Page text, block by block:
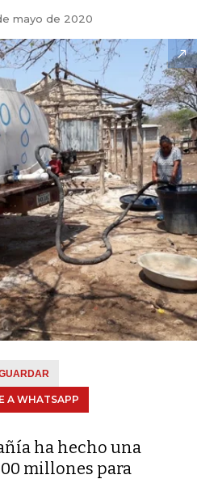
mayo de 2020
A WHATSAPP
ha hecho una
millones para